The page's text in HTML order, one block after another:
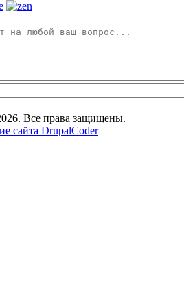
Все права защищены.
сайта DrupalCoder